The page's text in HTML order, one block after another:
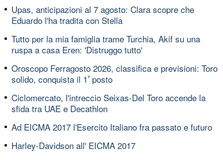
Upas, anticipazioni al 7 agosto: Clara scopre che
Eduardo l'ha tradita con Stella
Tutto per la mia famiglia trame Turchia, Akif su una
ruspa a casa Eren: 'Distruggo tutto'
Oroscopo Ferragosto 2026, classifica e previsioni: Toro
solido, conquista il 1ﾟposto
Ciclomercato, l'intreccio Seixas-Del Toro accende la
sfida tra UAE e Decathlon
Ad EICMA 2017 l'Esercito Italiano fra passato e futuro
Harley-Davidson all' EICMA 2017